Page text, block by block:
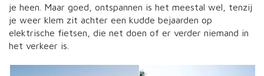
je heen. Maar goed, ontspannen is het meestal wel, tenzij
je weer klem zit achter een kudde bejaarden op
elektrische fietsen, die net doen of er verder niemand in
het verkeer is.